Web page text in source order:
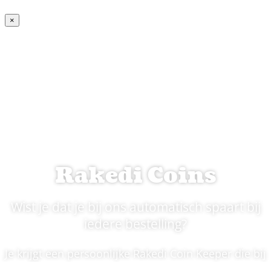
×
Rakedi Coins
Wist je dat je bij ons automatisch spaart bij
iedere bestelling?
Je krijgt een persoonlijke Rakedi Coin Keeper die bij